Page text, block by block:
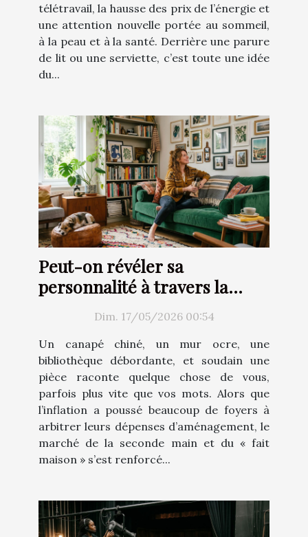
télétravail, la hausse des prix de l’énergie et
une attention nouvelle portée au sommeil,
à la peau et à la santé. Derrière une parure
de lit ou une serviette, c’est toute une idée
du...
Peut-on révéler sa
personnalité à travers la
décoration d’intérieur ?
Dim. 17/05/2026 00:54
Un canapé chiné, un mur ocre, une
bibliothèque débordante, et soudain une
pièce raconte quelque chose de vous,
parfois plus vite que vos mots. Alors que
l’inflation a poussé beaucoup de foyers à
arbitrer leurs dépenses d’aménagement, le
marché de la seconde main et du « fait
maison » s’est renforcé...